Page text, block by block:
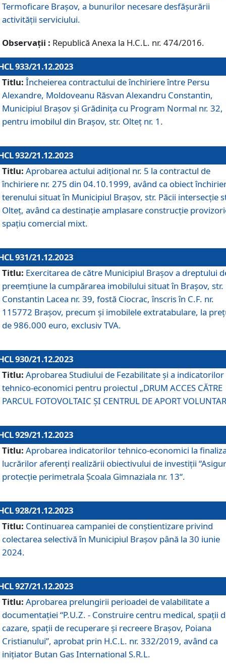
Termoficare Braşov, a bunurilor necesare desfăşurării
activităţii serviciului.
Observații : Republică Anexa la H.C.L. nr. 474/2016.
933/21.12.2023
Titlu: Încheierea contractului de închiriere între Persu
Alexandre, Moldoveanu Răsvan Alexandru Constantin,
Municipiul Braşov şi Grădinița cu Program Normal nr. 32,
pentru imobilul din Brașov, str. Olteț nr. 1.
932/21.12.2023
Titlu: Aprobarea actului adițional nr. 5 la contractul de
închiriere nr. 275 din 04.10.1999, având ca obiect
terenului situat în Municipiul Brașov, str. Păcii intersecție
Olteț, având ca destinație amplasare construcție
spațiu comercial mixt.
931/21.12.2023
Titlu: Exercitarea de către Municipiul Brașov a dreptului
preemțiune la cumpărarea imobilului situat în Brașov, str.
Constantin Lacea nr. 39, fostă Ciocrac, înscris în C.F. nr.
115772 Brașov, precum și imobilele extratabulare, la
de 986.000 euro, exclusiv TVA.
930/21.12.2023
Titlu: Aprobarea Studiului de Fezabilitate și a indicatorilor
tehnico-economici pentru proiectul „DRUM ACCES CĂTRE
PARCUL FOTOVOLTAIC ȘI CENTRUL DE APORT
929/21.12.2023
Titlu: Aprobarea indicatorilor tehnico-economici la
lucrărilor aferenți realizării obiectivului de investiții
protecție perimetrala Școala Gimnaziala nr. 13“.
928/21.12.2023
Titlu: Continuarea campaniei de conștientizare privind
colectarea selectivă în Municipiul Braşov până la 30 iunie
2024.
927/21.12.2023
Titlu: Aprobarea prelungirii perioadei de valabilitate a
documentaţiei “P.U.Z. - Construire centru medical, spații
cazare, spații de recuperare și recreere Brașov, Poiana
Cristianului”, aprobat prin H.C.L. nr. 332/2019, având ca
inițiator Butan Gas International S.R.L.